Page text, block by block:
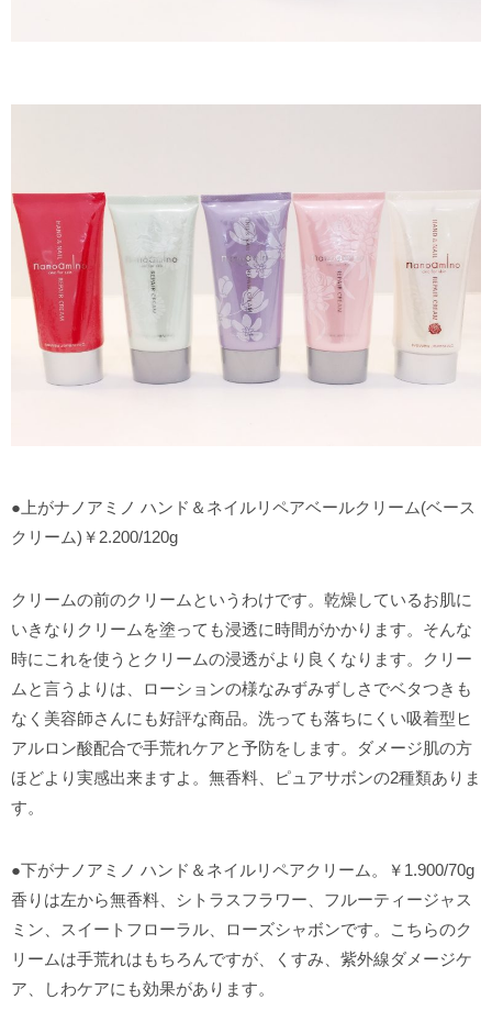
●上がナノアミノ ハンド＆ネイルリペアベールクリーム(ベース
クリーム)￥2.200/120g
クリームの前のクリームというわけです。乾燥しているお肌に
いきなりクリームを塗っても浸透に時間がかかります。そんな
時にこれを使うとクリームの浸透がより良くなります。クリー
ムと言うよりは、ローションの様なみずみずしさでベタつきも
なく美容師さんにも好評な商品。洗っても落ちにくい吸着型ヒ
アルロン酸配合で手荒れケアと予防をします。ダメージ肌の方
ほどより実感出来ますよ。無香料、ピュアサボンの2種類ありま
す。
●下がナノアミノ ハンド＆ネイルリペアクリーム。￥1.900/70g
香りは左から無香料、シトラスフラワー、フルーティージャス
ミン、スイートフローラル、ローズシャボンです。こちらのク
リームは手荒れはもちろんですが、くすみ、紫外線ダメージケ
ア、しわケアにも効果があります。